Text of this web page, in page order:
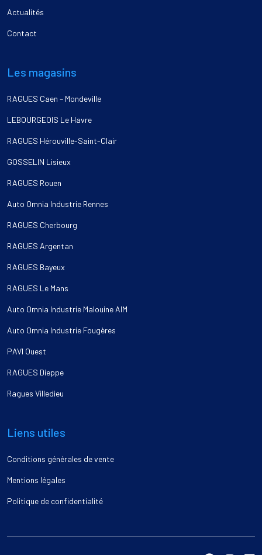
Actualités
Contact
Les magasins
RAGUES Caen – Mondeville
LEBOURGEOIS Le Havre
RAGUES Hérouville-Saint-Clair
GOSSELIN Lisieux
RAGUES Rouen
Auto Omnia Industrie Rennes
RAGUES Cherbourg
RAGUES Argentan
RAGUES Bayeux
RAGUES Le Mans
Auto Omnia Industrie Malouine AIM
Auto Omnia Industrie Fougères
PAVI Ouest
RAGUES Dieppe
Ragues Villedieu
Liens utiles
Conditions générales de vente
Mentions légales
Politique de confidentialité